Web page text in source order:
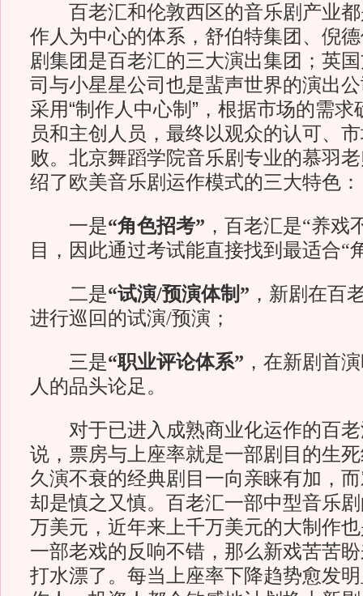
百老汇和伦敦西区的音乐剧产业都
作人为中心的体系，舒伯特集团、倪
剧集团是百老汇的三大演出集团；英
司与小星星公司也是蜚声世界的演出
采用“制作人中心制”，根据市场的需
员和主创人员，最终以观众的认可、
败。北京舞蹈学院音乐剧专业的慕羽
绍了欧美音乐剧运作模式的三大特色：
一是“角色招考” ，百老汇是“养戏
目，因此通过考试能直接找到最适合“
二是“试演/预演体制” ，新剧在百
进行巡回的试演/预演；
三是“职业评论体系” ，在新剧首
人的品头论足。
对于已进入成熟商业化运作的百老
说，票房与上座率就是一部剧目的生
久演不衰的经典剧目一向亲睐有加，而
却是慎之又慎。百老汇一部中型音乐
万美元，近年来上千万美元的大制作
一部老戏的反响不错，那么新戏苦苦
打水漂了。每当上座率下降趋势愈发